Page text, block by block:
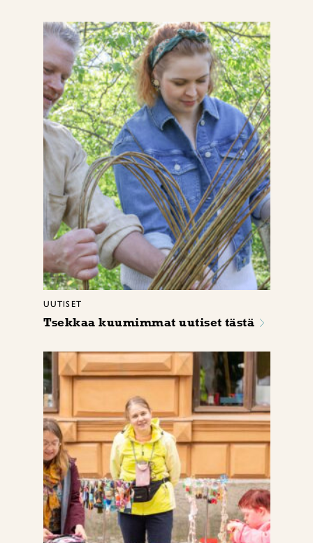
UUTISET
Tsekkaa kuumimmat uutiset tästä